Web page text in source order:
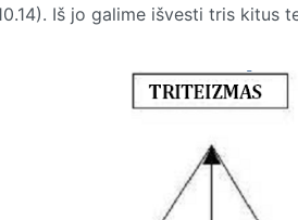
Iš jo galime išvesti tris kitus